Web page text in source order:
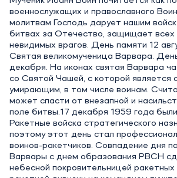
военнослужащих и православного
молитвам Господь дарует нашим
битвах за Отечество, защищает всех
невидимых врагов. День памяти 12
Святая великомученица Варвара.
декабря. На иконах святая Варвара
со Святой Чашей, с которой является
умирающим, в том числе воинам.
может спасти от внезапной и
поле битвы.17 декабря 1959 года
Ракетные войска стратегического
поэтому этот день стал
воинов-ракетчиков. Совпадение дня
Варвары с днем образования РВСН
небесной покровительницей